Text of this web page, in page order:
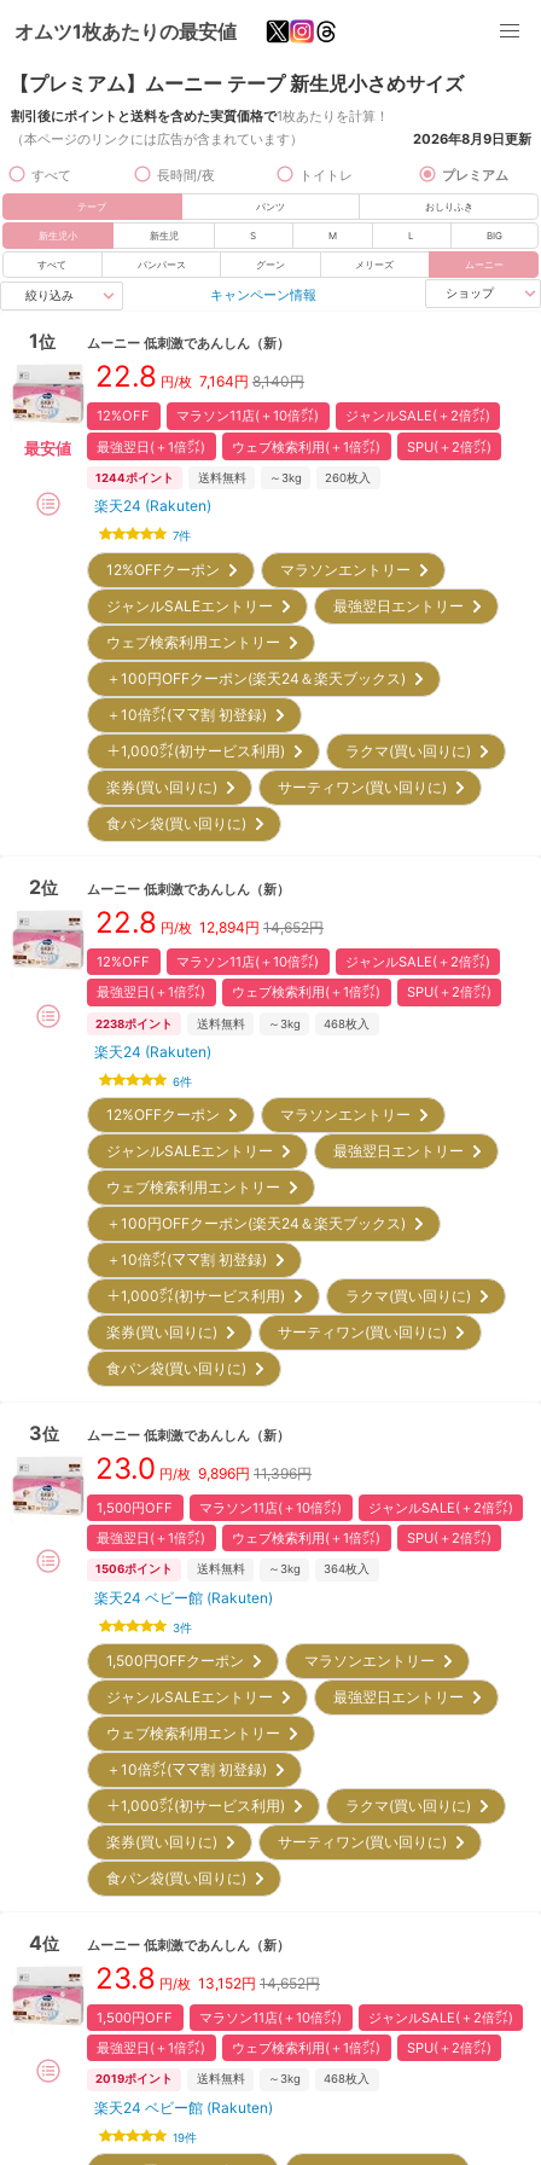
オムツ1枚あたりの最安値
【プレミアム】ムーニー テープ 新生児小さめサイズ
割引後にポイントと送料を含めた実質価格で1枚あたりを計算！
（本ページのリンクには広告が含まれています）
2026年8月9日更新
すべて 長時間/夜 トイトレ プレミアム
テープ パンツ おしりふき
新生児小 新生児 S M L BIG
すべて パンパース グーン メリーズ ムーニー
絞り込み キャンペーン情報 ショップ
1位
最安値
ムーニー 低刺激であんしん （新）
22.8 円/枚 7,164円 8,140円
12%OFF マラソン11店(＋10倍㌽)
ジャンルSALE(＋2倍㌽)
最強翌日(＋1倍㌽)
ウェブ検索利用(＋1倍㌽) SPU(＋2倍㌽)
1244ポイント 送料無料 ～3kg 260枚入
楽天24 (Rakuten)
7件
12%OFFクーポン
マラソンエントリー
ジャンルSALEエントリー
最強翌日エントリー
ウェブ検索利用エントリー
＋100円OFFクーポン(楽天24＆楽天ブックス)
＋10倍㌽(ママ割 初登録)
＋1,000㌽(初サービス利用)
ラクマ(買い回りに)
楽券(買い回りに)
サーティワン(買い回りに)
食パン袋(買い回りに)
2位 ムーニー 低刺激であんしん （新）
22.8 円/枚 12,894円 14,652円
12%OFF マラソン11店(＋10倍㌽)
ジャンルSALE(＋2倍㌽)
最強翌日(＋1倍㌽)
ウェブ検索利用(＋1倍㌽) SPU(＋2倍㌽)
2238ポイント 送料無料 ～3kg 468枚入
楽天24 (Rakuten)
6件
12%OFFクーポン
マラソンエントリー
ジャンルSALEエントリー
最強翌日エントリー
ウェブ検索利用エントリー
＋100円OFFクーポン(楽天24＆楽天ブックス)
＋10倍㌽(ママ割 初登録)
＋1,000㌽(初サービス利用)
ラクマ(買い回りに)
楽券(買い回りに)
サーティワン(買い回りに)
食パン袋(買い回りに)
3位 ムーニー 低刺激であんしん （新）
23.0 円/枚 9,896円 11,396円
1,500円OFF マラソン11店(＋10倍㌽)
ジャンルSALE(＋2倍㌽)
最強翌日(＋1倍㌽)
ウェブ検索利用(＋1倍㌽) SPU(＋2倍㌽)
1506ポイント 送料無料 ～3kg 364枚入
楽天24 ベビー館 (Rakuten)
3件
1,500円OFFクーポン
マラソンエントリー
ジャンルSALEエントリー
最強翌日エントリー
ウェブ検索利用エントリー
＋10倍㌽(ママ割 初登録)
＋1,000㌽(初サービス利用)
ラクマ(買い回りに)
楽券(買い回りに)
サーティワン(買い回りに)
食パン袋(買い回りに)
4位 ムーニー 低刺激であんしん （新）
23.8 円/枚 13,152円 14,652円
1,500円OFF マラソン11店(＋10倍㌽)
ジャンルSALE(＋2倍㌽)
最強翌日(＋1倍㌽)
ウェブ検索利用(＋1倍㌽) SPU(＋2倍㌽)
2019ポイント 送料無料 ～3kg 468枚入
楽天24 ベビー館 (Rakuten)
19件